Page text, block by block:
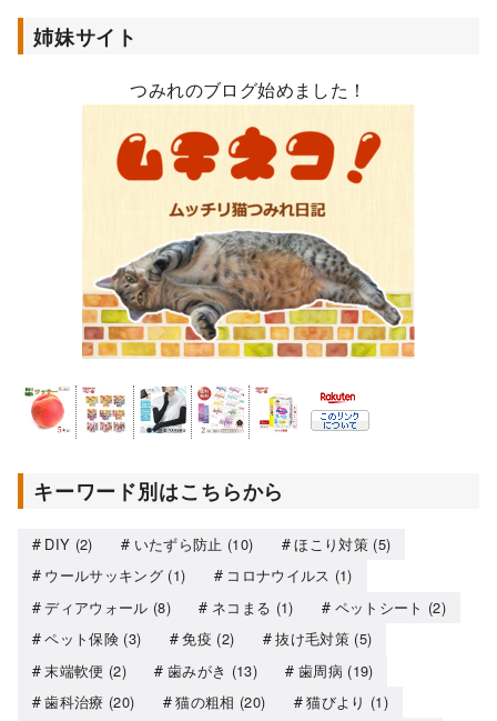
姉妹サイト
つみれのブログ始めました！
キーワード別はこちらから
DIY (2) いたずら防止 (10) ほこり対策(5)
ウールサッキング(1) コロナウイルス (1)
ディアウォール (8) ネコまる (1) ペットシート (2)
ペット保険(3) 免疫 (2) 抜け毛対策(5)
末端軟便 (2) 歯みがき (13) 歯周病 (19)
歯科治療 (20) 猫の粗相 (20) 猫びより (1)